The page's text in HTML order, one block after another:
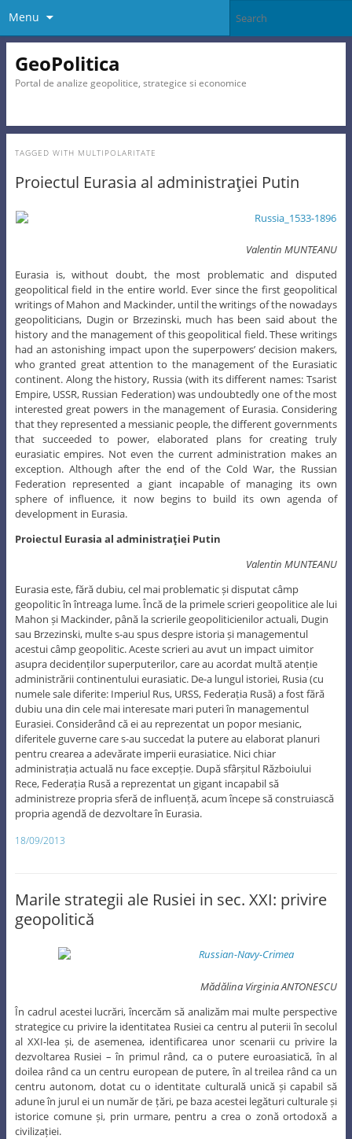
Menu
GeoPolitica
Portal de analize geopolitice, strategice si economice
TAGGED WITH MULTIPOLARITATE
Proiectul Eurasia al administraţiei Putin
Valentin MUNTEANU
Eurasia is, without doubt, the most problematic and disputed
geopolitical field in the entire world. Ever since the first geopolitical
writings of Mahon and Mackinder, until the writings of the nowadays
geopoliticians, Dugin or Brzezinski, much has been said about the
history and the management of this geopolitical field. These writings
had an astonishing impact upon the superpowers’ decision makers,
who granted great attention to the management of the Eurasiatic
continent. Along the history, Russia (with its different names: Tsarist
Empire, USSR, Russian Federation) was undoubtedly one of the most
interested great powers in the management of Eurasia. Considering
that they represented a messianic people, the different governments
that succeeded to power, elaborated plans for creating truly
eurasiatic empires. Not even the current administration makes an
exception. Although after the end of the Cold War, the Russian
Federation represented a giant incapable of managing its own
sphere of influence, it now begins to build its own agenda of
development in Eurasia.
Proiectul Eurasia al administraţiei Putin
Valentin MUNTEANU
Eurasia este, fără dubiu, cel mai problematic și disputat câmp
geopolitic în întreaga lume. Încă de la primele scrieri geopolitice ale lui
Mahon și Mackinder, până la scrierile geopoliticienilor actuali, Dugin
sau Brzezinski, multe s-au spus despre istoria și managementul
acestui câmp geopolitic. Aceste scrieri au avut un impact uimitor
asupra decidenților superputerilor, care au acordat multă atenție
administrării continentului eurasiatic. De-a lungul istoriei, Rusia (cu
numele sale diferite: Imperiul Rus, URSS, Federația Rusă) a fost fără
dubiu una din cele mai interesate mari puteri în managementul
Eurasiei. Considerând că ei au reprezentat un popor mesianic,
diferitele guverne care s-au succedat la putere au elaborat planuri
pentru crearea a adevărate imperii eurasiatice. Nici chiar
administrația actuală nu face excepție. După sfârșitul Războiului
Rece, Federația Rusă a reprezentat un gigant incapabil să
administreze propria sferă de influență, acum începe să construiască
propria agendă de dezvoltare în Eurasia.
18/09/2013
Marile strategii ale Rusiei in sec. XXI: privire
geopolitică
Mădălina Virginia ANTONESCU
În cadrul acestei lucrări, încercăm să analizăm mai multe perspective
strategice cu privire la identitatea Rusiei ca centru al puterii în secolul
al XXI-lea și, de asemenea, identificarea unor scenarii cu privire la
dezvoltarea Rusiei – în primul rând, ca o putere euroasiatică, în al
doilea rând ca un centru european de putere, în al treilea rând ca un
centru autonom, dotat cu o identitate culturală unică și capabil să
adune în jurul ei un număr de țări, pe baza acestei legături culturale și
istorice comune și, prin urmare, pentru a crea o zonă ortodoxă a
civilizației.